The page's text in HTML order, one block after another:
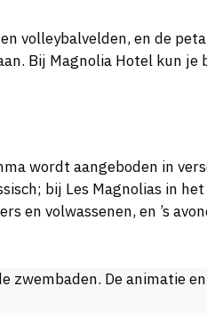
volleybalvelden, en de
Bij Magnolia Hotel kun je
wordt aangeboden in
bij Les Magnolias in
en volwassenen, en ’s
zwembaden. De animatie